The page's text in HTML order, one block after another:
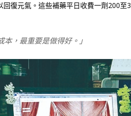
回復元氣。這些補藥平日收費一劑200
本，最重要是做得好。」